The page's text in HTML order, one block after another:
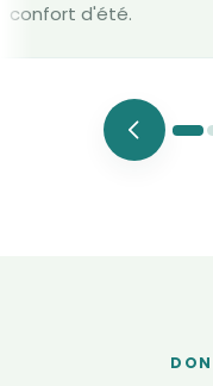
confort d'été.